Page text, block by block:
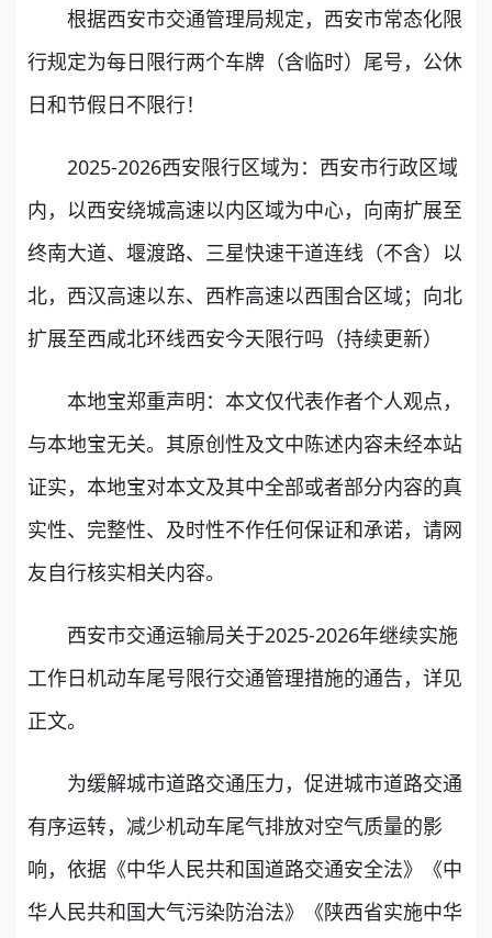
根据西安市交通管理局规定，西安市常态化限
行规定为每日限行两个车牌（含临时）尾号，公休
日和节假日不限行！
2025-2026西安限行区域为：西安市行政区域
内，以西安绕城高速以内区域为中心，向南扩展至
终南大道、堰渡路、三星快速干道连线（不含）以
北，西汉高速以东、西柞高速以西围合区域；向北
扩展至西咸北环线西安今天限行吗（持续更新）
本地宝郑重声明：本文仅代表作者个人观点，
与本地宝无关。其原创性及文中陈述内容未经本站
证实，本地宝对本文及其中全部或者部分内容的真
实性、完整性、及时性不作任何保证和承诺，请网
友自行核实相关内容。
西安市交通运输局关于2025-2026年继续实施
工作日机动车尾号限行交通管理措施的通告，详见
正文。
为缓解城市道路交通压力，促进城市道路交通
有序运转，减少机动车尾气排放对空气质量的影
响，依据《中华人民共和国道路交通安全法》《中
华人民共和国大气污染防治法》《陕西省实施中华